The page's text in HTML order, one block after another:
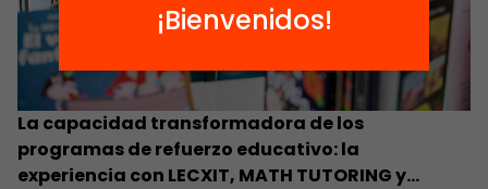
La capacidad transformadora de los
programas de refuerzo educativo: la
experiencia con LECXIT, MATH TUTORING y
¡Bienvenidos!